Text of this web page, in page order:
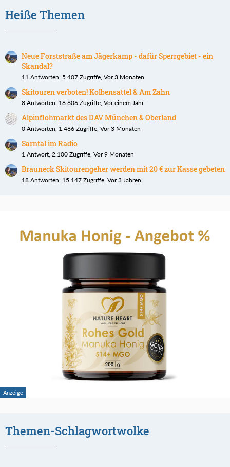
Heiße Themen
Neue Forststraße am Jägerkamp - dafür Sperrgebiet - ein
Skandal?
11 Antworten, 5.407 Zugriffe, Vor 3 Monaten
Skitouren verboten! Kolbensattel & Am Zahn
8 Antworten, 18.606 Zugriffe, Vor einem Jahr
Alpinflohmarkt des DAV München & Oberland
0 Antworten, 1.466 Zugriffe, Vor 3 Monaten
Sarntal im Radio
1 Antwort, 2.100 Zugriffe, Vor 9 Monaten
Brauneck Skitourengeher werden mit 20 € zur Kasse gebeten
18 Antworten, 15.147 Zugriffe, Vor 3 Jahren
Themen-Schlagwortwolke